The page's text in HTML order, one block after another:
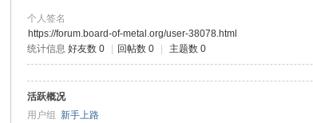
个人签名
https://forum.board-of-metal.org/user-38078.html
统计信息 好友数 0 回帖数 0 主题数 0
活跃概况
用户组新手上路